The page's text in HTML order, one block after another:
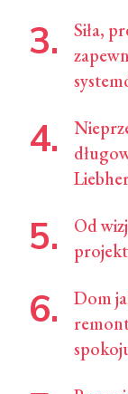
Siła,
Od
Dom